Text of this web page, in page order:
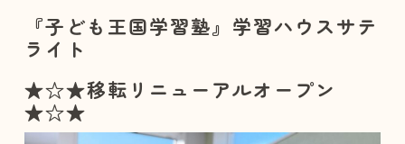
『子ども王国学習塾』学習ハウスサテ
ライト
★☆★移転リニューアルオープン
★☆★